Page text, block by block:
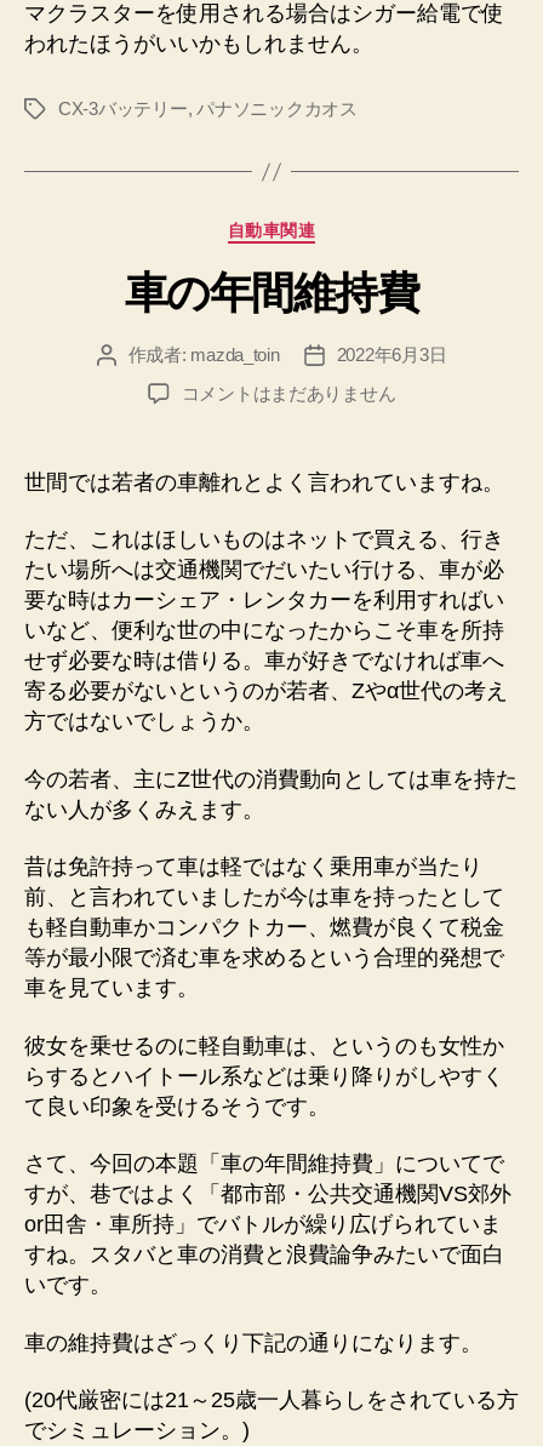
マクラスターを使用される場合はシガー給電で使
われたほうがいいかもしれません。
タ
CX-3バッテリー,パナソニックカオス
カ
ゴ
リ
自動車関連
車の年間維持費
投 作成者: mazda_toin
投
稿
日
2022年6月3日
車
間
維
費
へ
の
コメントはまだありません
世間では若者の車離れとよく言われていますね。
ただ、これはほしいものはネットで買える、行き
たい場所へは交通機関でだいたい行ける、車が必
要な時はカーシェア・レンタカーを利用すればい
いなど、便利な世の中になったからこそ車を所持
せず必要な時は借りる。車が好きでなければ車へ
寄る必要がないというのが若者、Zやα世代の考え
方ではないでしょうか。
今の若者、主にZ世代の消費動向としては車を持た
ない人が多くみえます。
昔は免許持って車は軽ではなく乗用車が当たり
前、と言われていましたが今は車を持ったとして
も軽自動車かコンパクトカー、燃費が良くて税金
等が最小限で済む車を求めるという合理的発想で
車を見ています。
彼女を乗せるのに軽自動車は、というのも女性か
らするとハイトール系などは乗り降りがしやすく
て良い印象を受けるそうです。
さて、今回の本題「車の年間維持費」についてで
すが、巷ではよく「都市部・公共交通機関VS郊外
or田舎・車所持」でバトルが繰り広げられていま
すね。スタバと車の消費と浪費論争みたいで面白
いです。
車の維持費はざっくり下記の通りになります。
(20代厳密には21～25歳一人暮らしをされている方
でシミュレーション。)